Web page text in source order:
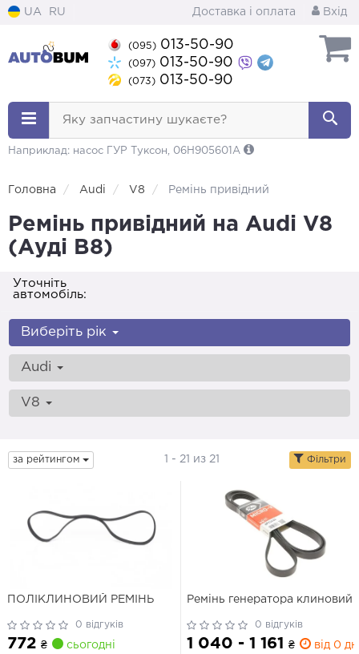
UA RU Доставка і оплата Вхід
(095) 013-50-90
(097) 013-50-90
(073) 013-50-90
Яку запчастину шукаєте?
Наприклад: насос ГУР Туксон, 06H905601A
Головна Audi V8 Ремінь привідний
Ремінь привідний на Audi V8
(Ауді В8)
Уточніть
автомобіль:
Виберіть рік
Audi
V8
за рейтингом 1 - 21 из 21 Фільтри
ПОЛІКЛИНОВИЙ РЕМІНЬ
0 відгуків
772 ₴
сьогодні
Ремінь генератора клиновий
0 відгуків
1 040 - 1 161 ₴
від 0